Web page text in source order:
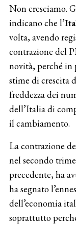
Non cresciamo.
indicano che l’
volta, avendo
contrazione del
novità, perché in
stime di crescita
freddezza dei
dell’Italia di
il cambiamento.
La contrazione
nel secondo
precedente, ha
ha segnato
dell’economia
soprattutto